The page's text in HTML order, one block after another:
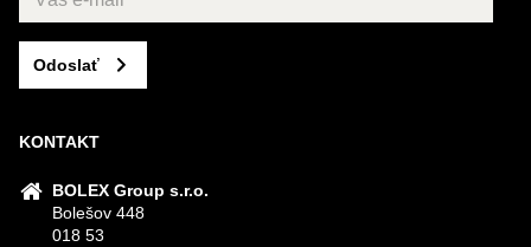
Odoslať
KONTAKT
BOLEX Group s.r.o.
Bolešov 448
018 53